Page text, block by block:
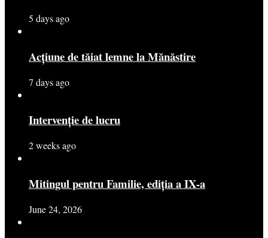
5 days ago
Acțiune de tăiat lemne la Mănăstire
7 days ago
Intervenție de lucru
2 weeks ago
Mitingul pentru Familie, ediția a IX-a
June 24, 2026